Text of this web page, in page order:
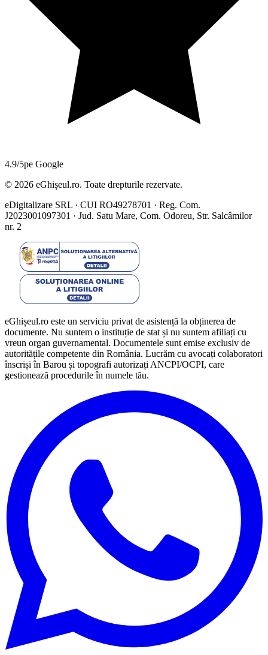
4.9/5pe Google
© 2026 eGhișeul.ro. Toate drepturile rezervate.
eDigitalizare SRL · CUI RO49278701 · Reg. Com.
J2023001097301 · Jud. Satu Mare, Com. Odoreu, Str. Salcâmilor
nr. 2
eGhișeul.ro este un serviciu privat de asistență la obținerea de
documente. Nu suntem o instituție de stat și nu suntem afiliați cu
vreun organ guvernamental. Documentele sunt emise exclusiv de
autoritățile competente din România. Lucrăm cu avocați colaboratori
înscriși în Barou și topografi autorizați ANCPI/OCPI, care
gestionează procedurile în numele tău.